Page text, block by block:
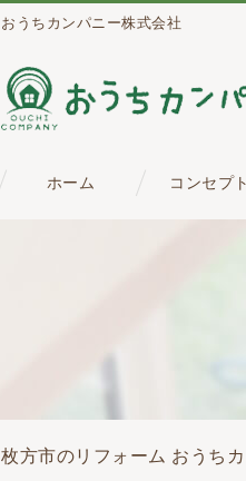
おうちカンパニー株式会社
ホーム コンセプト
枚方市のリフォーム おうち